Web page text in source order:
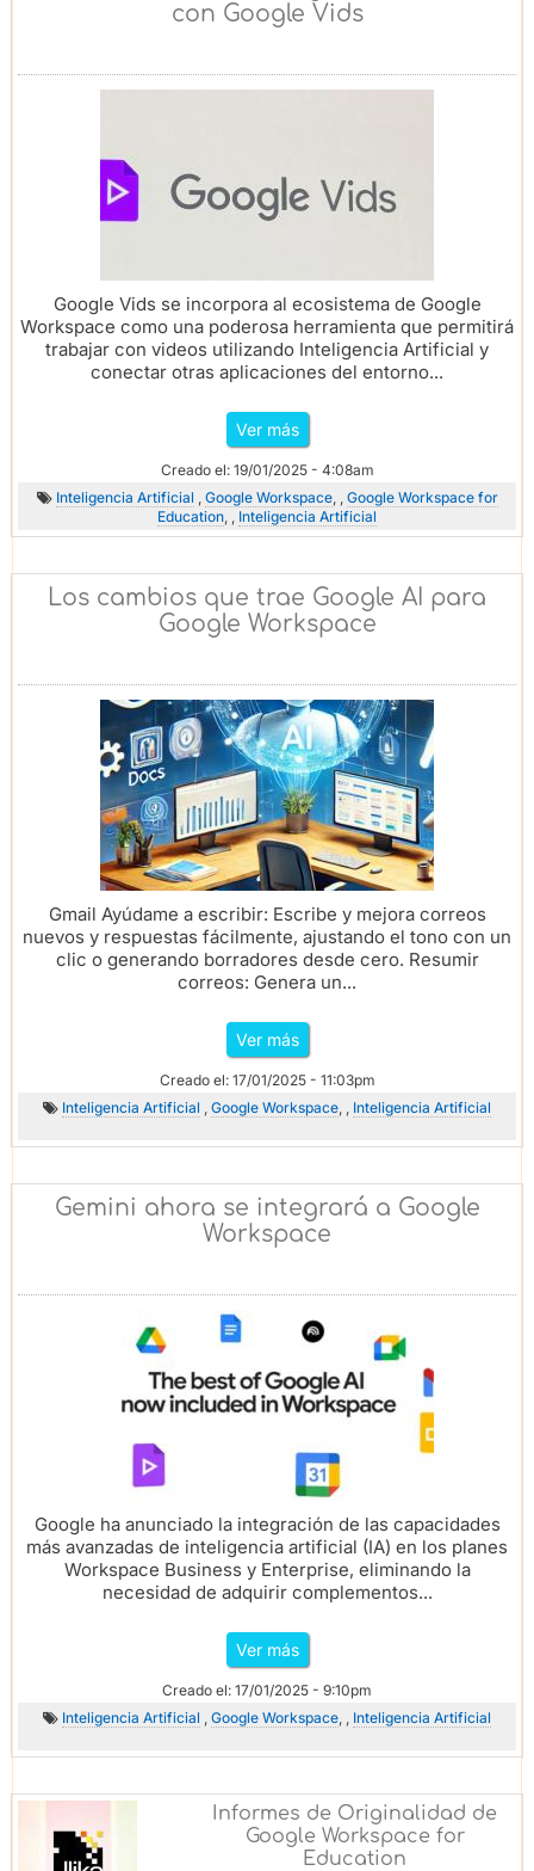
con Google Vids
Google Vids se incorpora al ecosistema de Google
Workspace como una poderosa herramienta que permitirá
trabajar con videos utilizando Inteligencia Artificial y
conectar otras aplicaciones del entorno...
Ver más
Creado el: 19/01/2025 - 4:08am
Inteligencia Artificial , Google Workspace, , Google Workspace for
Education, , Inteligencia Artificial
Los cambios que trae Google AI para
Google Workspace
Gmail Ayúdame a escribir: Escribe y mejora correos
nuevos y respuestas fácilmente, ajustando el tono con un
clic o generando borradores desde cero. Resumir
correos: Genera un...
Ver más
Creado el: 17/01/2025 - 11:03pm
Inteligencia Artificial , Google Workspace, , Inteligencia Artificial
Gemini ahora se integrará a Google
Workspace
Google ha anunciado la integración de las capacidades
más avanzadas de inteligencia artificial (IA) en los planes
Workspace Business y Enterprise, eliminando la
necesidad de adquirir complementos...
Ver más
Creado el: 17/01/2025 - 9:10pm
Inteligencia Artificial , Google Workspace, , Inteligencia Artificial
Informes de Originalidad de
Google Workspace for
Education